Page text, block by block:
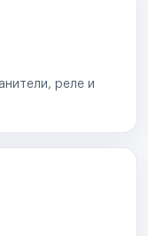
реле и